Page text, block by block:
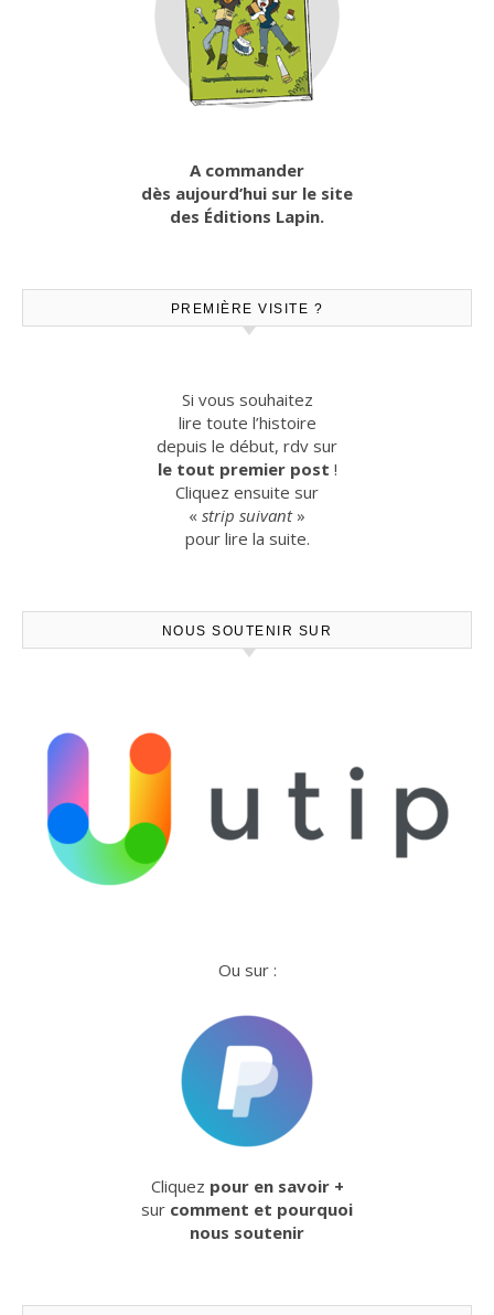
A commander
dès aujourd’hui sur le site
des Éditions Lapin.
PREMIÈRE VISITE ?
Si vous souhaitez
lire toute l’histoire
depuis le début, rdv sur
le tout premier post !
Cliquez ensuite sur
« strip suivant»
pour lire la suite.
NOUS SOUTENIR SUR
Ou sur :
Cliquez pour en savoir +
sur comment et pourquoi
nous soutenir